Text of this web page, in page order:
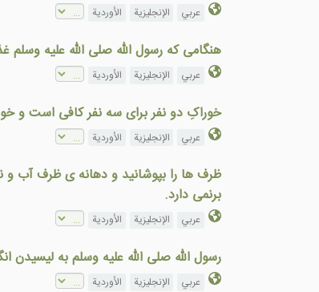
عربي الإنجليزية الأوردية
هنگامی که رسول الله صلى الله عليه
عربي الإنجليزية الأوردية
خوراکِ دو نفر برای سه نفر کافی است و
عربي الإنجليزية الأوردية
ظرف ها را بپوشانيد و دهانه ی ظرف آب و
برنمی دارد.
عربي الإنجليزية الأوردية
رسول الله صلی الله علیه وسلم به
عربي الإنجليزية الأوردية